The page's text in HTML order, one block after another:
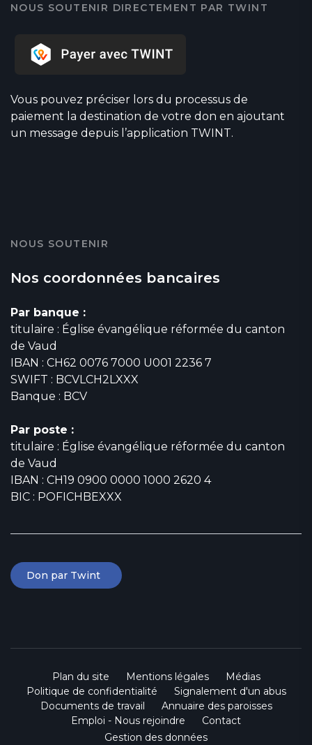
NOUS SOUTENIR DIRECTEMENT PAR TWINT
Vous pouvez préciser lors du processus de
paiement la destination de votre don en ajoutant
un message depuis l’application TWINT.
NOUS SOUTENIR
Nos coordonnées bancaires
Par banque :
titulaire : Église évangélique réformée du canton
de Vaud
IBAN : CH62 0076 7000 U001 2236 7
SWIFT : BCVLCH2LXXX
Banque : BCV
Par poste :
titulaire : Église évangélique réformée du canton
de Vaud
IBAN : CH19 0900 0000 1000 2620 4
BIC : POFICHBEXXX
Don par Twint
Plan du site Mentions légales
Médias
Politique de confidentialité
Signalement d'un abus
Documents de travail
Annuaire des paroisses
Emploi - Nous rejoindre
Contact
Gestion des données